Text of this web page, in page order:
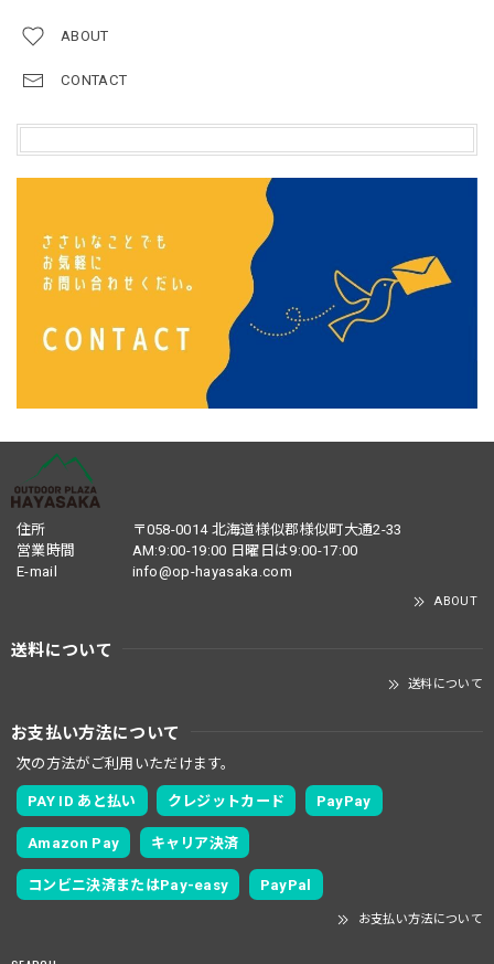
ABOUT
CONTACT
住所
〒058-0014 北海道様似郡様似町大通2-33
営業時間
AM:9:00-19:00 日曜日は9:00-17:00
E-mail
info@op-hayasaka.com
ABOUT
送料について
送料について
お支払い方法について
次の方法がご利用いただけます。
PAY ID あと払い クレジットカード PayPay
Amazon Pay キャリア決済
コンビニ決済またはPay-easy PayPal
お支払い方法について